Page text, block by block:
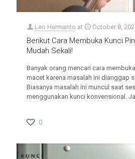
Leo Hermanto at October 8,
Berikut Cara Membuka Kunci
Mudah Sekali!
Banyak orang mencari cara
macet karena masalah ini dianggap
Biasanya masalah ini muncul saat
menggunakan kunci konvensional.
0